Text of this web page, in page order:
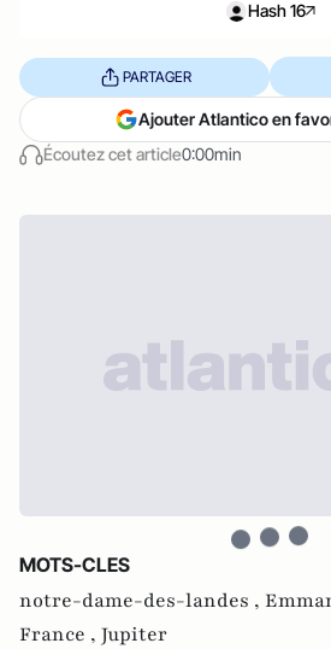
Hash 16
Écoutez cet article0:00min
PARTAGER
Ajouter Atlantico en
MOTS-CLES
notre-dame-des-landes ,
France , Jupiter